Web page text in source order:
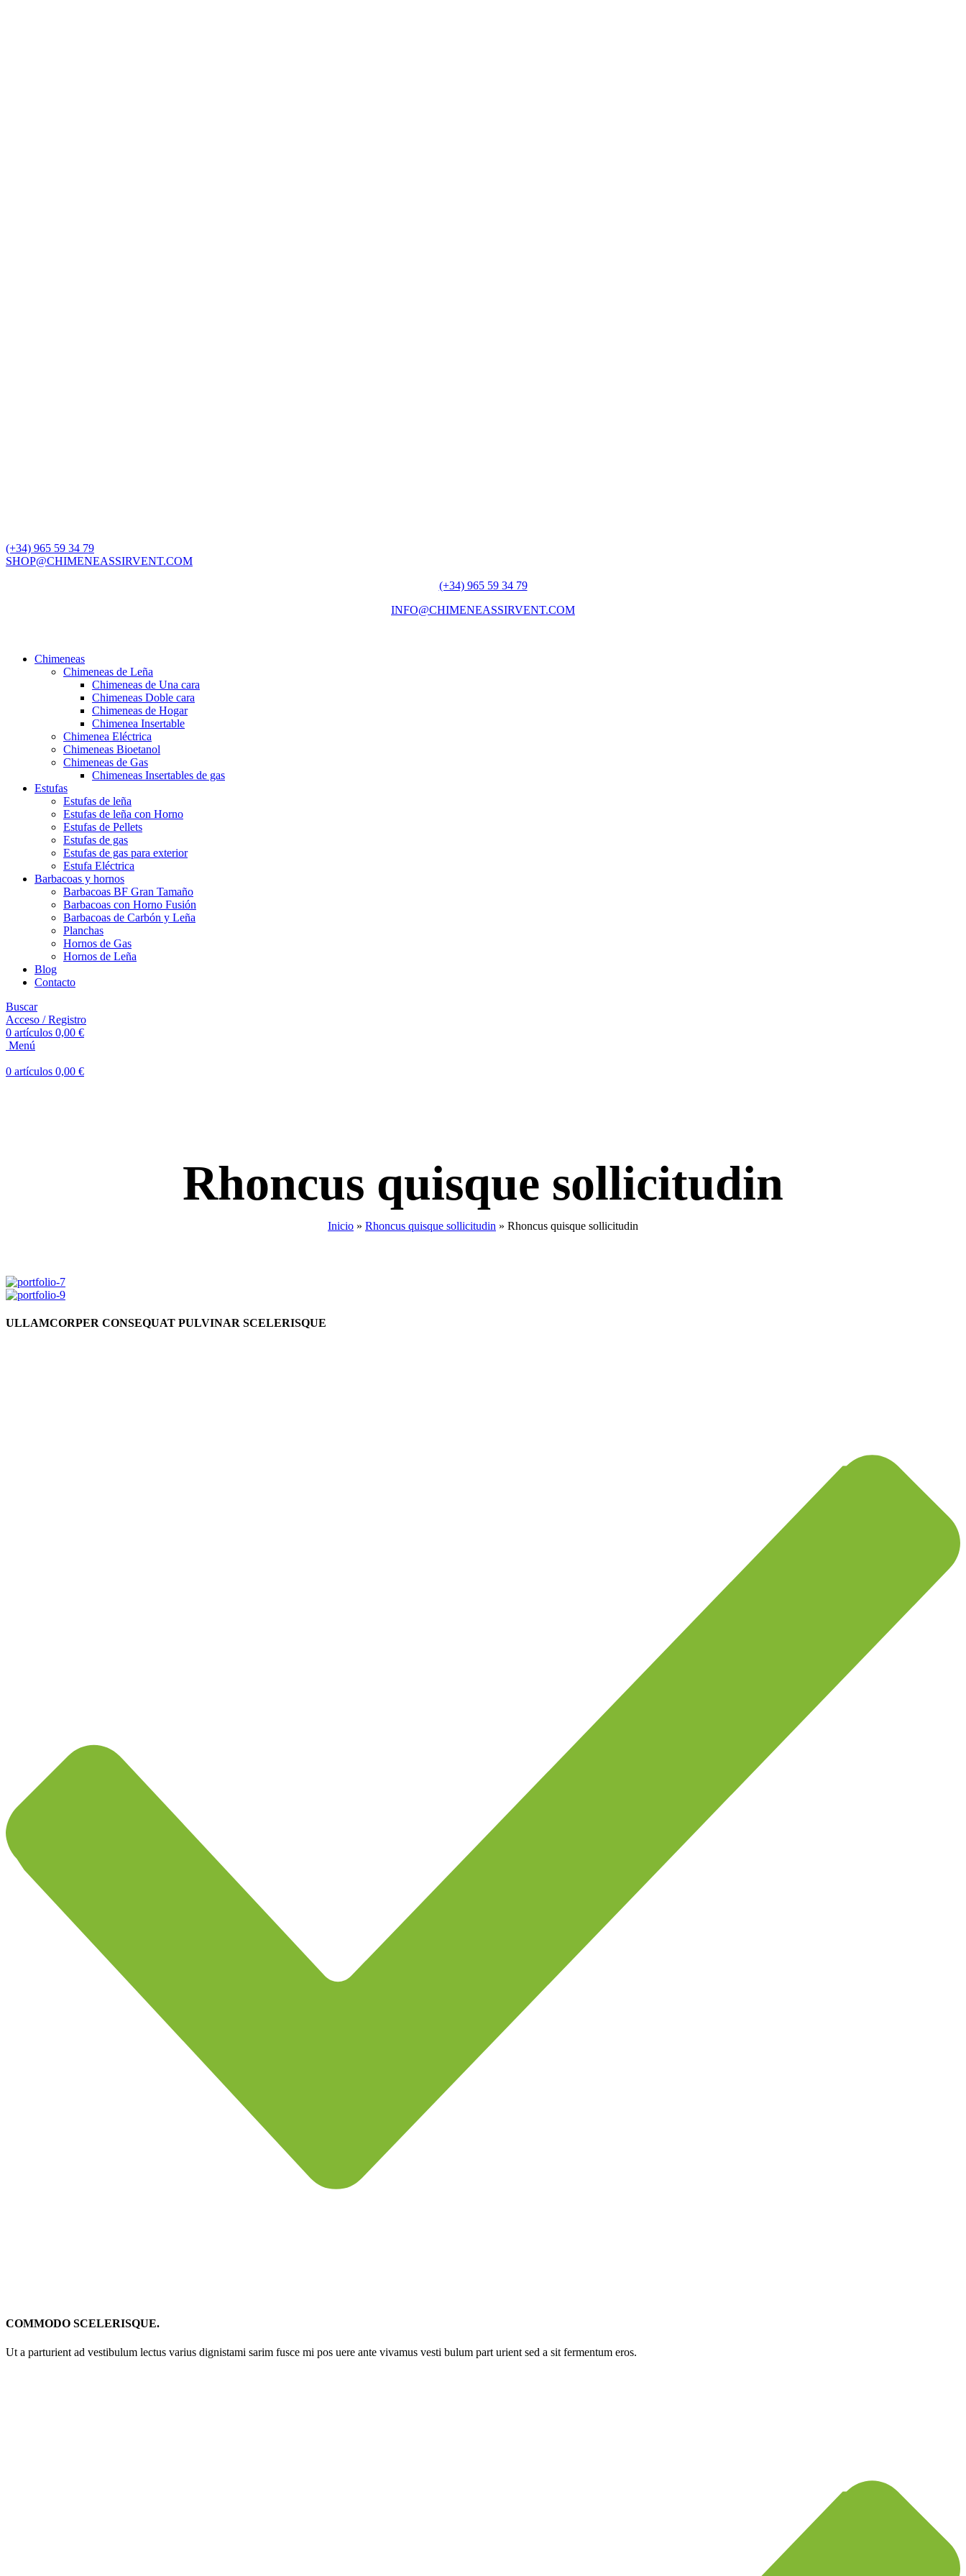
(+34) 965 59 34 79
SHOP@CHIMENEASSIRVENT.COM
(+34) 965 59 34 79
INFO@CHIMENEASSIRVENT.COM
Chimeneas
Chimeneas de Leña
Chimeneas de Una cara
Chimeneas Doble cara
Chimeneas de Hogar
Chimenea Insertable
Chimenea Eléctrica
Chimeneas Bioetanol
Chimeneas de Gas
Chimeneas Insertables de gas
Estufas
Estufas de leña
Estufas de leña con Horno
Estufas de Pellets
Estufas de gas
Estufas de gas para exterior
Estufa Eléctrica
Barbacoas y hornos
Barbacoas BF Gran Tamaño
Barbacoas con Horno Fusión
Barbacoas de Carbón y Leña
Planchas
Hornos de Gas
Hornos de Leña
Blog
Contacto
Buscar
Acceso / Registro
0 artículos 0,00 €
Menú
0 artículos 0,00 €
Rhoncus quisque sollicitudin
Inicio » Rhoncus quisque sollicitudin » Rhoncus quisque sollicitudin
ULLAMCORPER CONSEQUAT PULVINAR SCELERISQUE
COMMODO SCELERISQUE.
Ut a parturient ad vestibulum lectus varius dignistami sarim fusce mi pos uere ante vivamus vesti bulum part urient sed a sit fermentum eros.